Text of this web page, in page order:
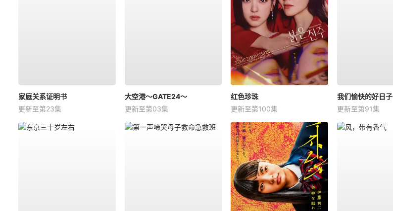
家庭关系证明书
更新至第23集
大空港～GATE24～
更新至第03集
红色珍珠
更新至第100集
我们愉快的好日子
更新至第91集